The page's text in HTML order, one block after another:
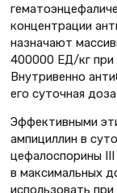
концентрации
назначают
400000 ЕД/кг при
Внутривенно
его суточная
Эффективными
ампициллин в
цефалоспорины
в максимальных
использовать при